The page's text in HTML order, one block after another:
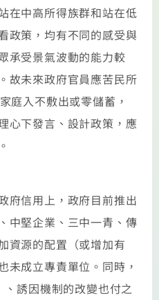
在中高所得族群和站在低
政策，均有不同的感受與
承受景氣波動的能力較
故未來政府官員應苦民所
庭入不敷出或零儲蓄，
心下發言、設計政策，應
信用上，政府目前推出
中堅企業、三中一青、傳
資源的配置（或增加有
未成立專責單位。同時，
誘因機制的改變也付之